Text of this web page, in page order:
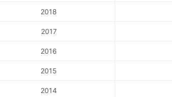
2018
2017
2016
2015
2014